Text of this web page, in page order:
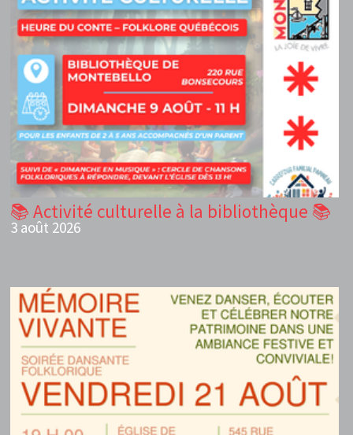
📚 Activité culturelle à la bibliothèque 📚
3 août 2026